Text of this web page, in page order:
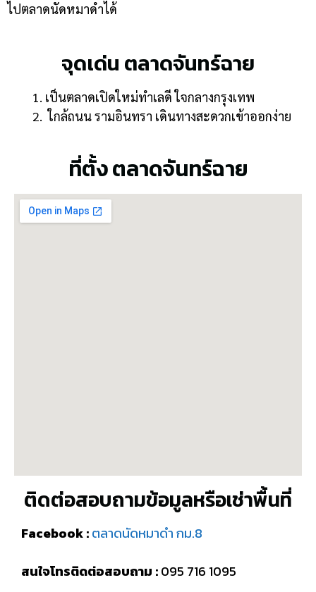
ไปตลาดนัดหมาดำได้
จุดเด่น ตลาดจันทร์ฉาย
เป็นตลาดเปิดใหม่ทำเลดี ใจกลางกรุงเทพ
ใกล้ถนน รามอินทรา เดินทางสะดวกเข้าออกง่าย
ที่ตั้ง ตลาดจันทร์ฉาย
ติดต่อสอบถามข้อมูลหรือเช่าพื้นที่
Facebook :ตลาดนัดหมาดำ กม.8
สนใจโทรติดต่อสอบถาม :095 716 1095